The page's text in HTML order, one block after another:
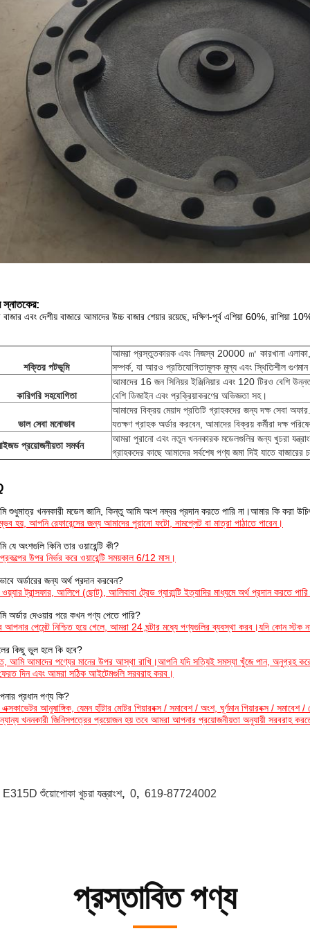
স্নাতকের:
বাজার এবং দেশীয় বাজারে আমাদের উচ্চ বাজার শেয়ার রয়েছে, দক্ষিণ-পূর্ব এশিয়া 60%,
শক্তির পটভূমি
আমরা প্রস্তুতকারক এবং নিজস্ব 20000 ㎡ কারখানা এলাকা,
সম্পর্ক, যা আরও প্রতিযোগিতামূলক মূল্য এবং স্থিতিশীল
কারিগরি সহযোগিতা
আমাদের 16 জন সিনিয়র ইঞ্জিনিয়ার এবং 120 টিরও বেশি
বেশি ডিজাইন এবং প্রক্রিয়াকরণের অভিজ্ঞতা সহ।
ভাল সেবা মনোভাব
আমাদের বিক্রয় মেয়াদ প্রতিটি গ্রাহকদের জন্য দক্ষ সেবা
যতক্ষণ গ্রাহক অর্ডার করবেন, আমাদের বিক্রয় কর্মীরা দক্ষ
প্রয়োজনীয়তা সমর্থন
আমরা পুরানো এবং নতুন খননকারক মডেলগুলির জন্য খুচরা
গ্রাহকদের কাছে আমাদের সর্বশেষ পণ্য জমা দিই যাতে বাজারের
শুধুমাত্র খননকারী মডেল জানি, কিন্তু আমি অংশ নম্বর প্রদান করতে পারি না।আমার কি করা
হয়, আপনি রেফারেন্সের জন্য আমাদের পুরানো ফটো, নামপ্লেট বা মাত্রা পাঠাতে পারেন।
যে অংশগুলি কিনি তার ওয়ারেন্টি কী?
প্রকল্পের উপর নির্ভর করে ওয়ারেন্টি সময়কাল 6/12 মাস।
অর্ডারের জন্য অর্থ প্রদান করবেন?
ট্রান্সফার, আলিপে (ছোট), আলিবাবা ট্রেড গ্যারান্টি ইত্যাদির মাধ্যমে অর্থ প্রদান করতে
অর্ডার দেওয়ার পরে কখন পণ্য পেতে পারি?
আপনার পেমেন্ট নিশ্চিত হয়ে গেলে, আমরা 24 ঘন্টার মধ্যে পণ্যগুলির ব্যবস্থা করব।যদি কোন
কিছু ভুল হলে কি হবে?
আমি আমাদের পণ্যের মানের উপর আস্থা রাখি।আপনি যদি সত্যিই সমস্যা খুঁজে পান, অনুগ্রহ
দিন এবং আমরা সঠিক আইটেমগুলি সরবরাহ করব।
প্রধান পণ্য কি?
আনুষাঙ্গিক, যেমন হাঁটার মোটর গিয়ারবক্স / সমাবেশ / অংশ, ঘূর্ণমান গিয়ারবক্স /
খননকারী জিনিসপত্রের প্রয়োজন হয় তবে আমরা আপনার প্রয়োজনীয়তা অনুযায়ী সরবরাহ
E315D শুঁয়োপোকা খুচরা যন্ত্রাংশ, 0, 619-87724002
প্রস্তাবিত পণ্য